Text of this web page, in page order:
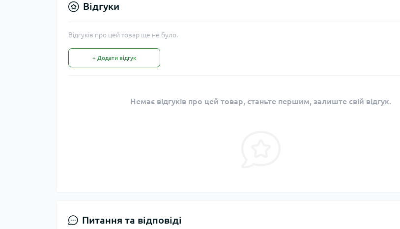
Відгуки
Відгуків про цей товар ще не було.
+ Додати відгук
Немає відгуків про цей товар, станьте першим, залиште свій відгук.
Питання та відповіді